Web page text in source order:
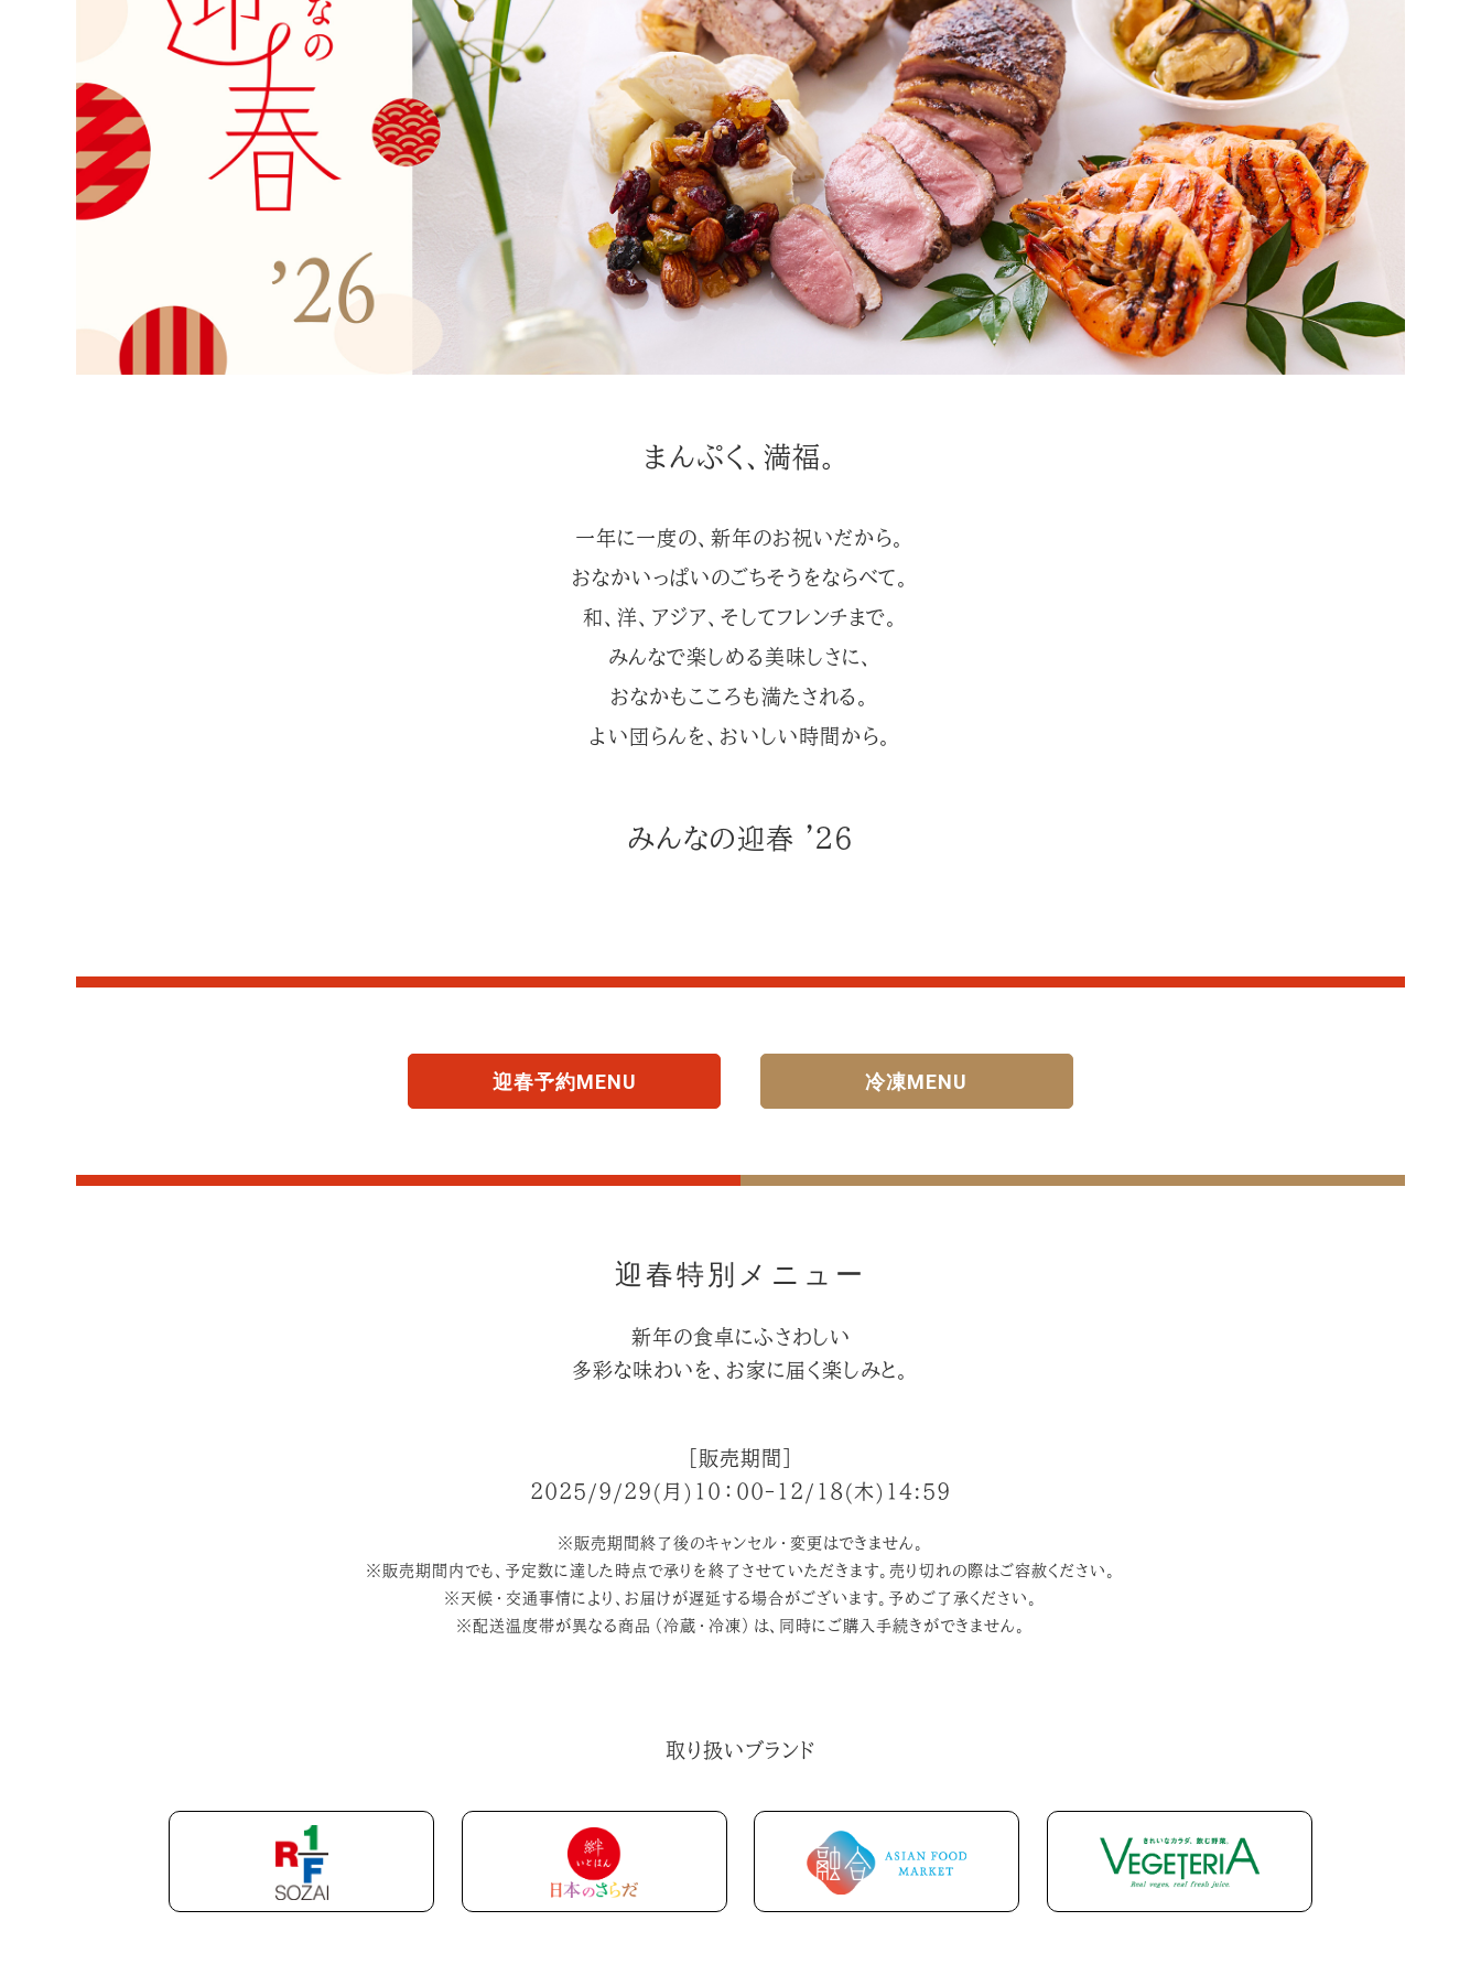
まんぷく、満福。
一年に一度の、新年のお祝いだから。
おなかいっぱいのごちそうをならべて。
和、洋、アジア、そしてフレンチまで。
みんなで楽しめる美味しさに、
おなかもこころも満たされる。
よい団らんを、おいしい時間から。
みんなの迎春 ’ 26
迎春予約MENU 冷凍MENU
迎春特別メニュー
新年の食卓にふさわしい
多彩な味わいを、お家に届く楽しみと。
［販売期間］
2025/9/29(月)10：00-12/18(木)14:59
※販売期間終了後のキャンセル・変更はできません。
※販売期間内でも、予定数に達した時点で承りを終了させていただきます。売り切れの際はご容赦ください。
※天候・交通事情により、お届けが遅延する場合がございます。予めご了承ください。
※配送温度帯が異なる商品（冷蔵・冷凍）は、同時にご購入手続きができません。
取り扱いブランド